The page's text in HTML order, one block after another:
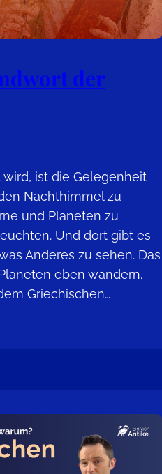
der
ist die Gelegenheit
Nachthimmel zu
und Planeten zu
Und dort gibt es
Anderes zu sehen. Das
eben wandern.
Griechischen…